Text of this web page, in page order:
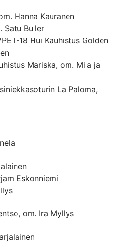
Hanna Kauranen
Satu Buller
18 Hui Kauhistus Golden
Mariska, om. Miia ja
La Paloma,
Eskonniemi
om. Ira Myllys